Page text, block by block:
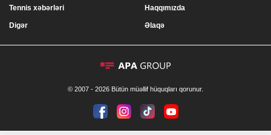
Tennis xəbərləri
Digər
Haqqımızda
Əlaqə
© 2007 - 2026 Bütün müəllif hüquqları qorunur.